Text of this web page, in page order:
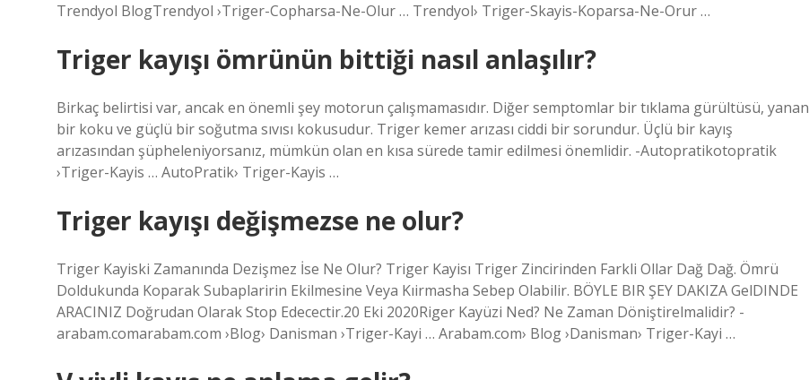
Trendyol BlogTrendyol ›Triger-Copharsa-Ne-Olur … Trendyol› Triger-Skayis-Koparsa-Ne-Orur …
Triger kayışı ömrünün bittiği nasıl anlaşılır?
Birkaç belirtisi var, ancak en önemli şey motorun çalışmamasıdır. Diğer semptomlar bir tıklama gürültüsü, yanan
bir koku ve güçlü bir soğutma sıvısı kokusudur. Triger kemer arızası ciddi bir sorundur. Üçlü bir kayış
arızasından şüpheleniyorsanız, mümkün olan en kısa sürede tamir edilmesi önemlidir. -Autopratikotopratik
›Triger-Kayis … AutoPratik› Triger-Kayis …
Triger kayışı değişmezse ne olur?
Triger Kayiski Zamanında Dezişmez İse Ne Olur? Triger Kayisı Triger Zincirinden Farkli Ollar Dağ Dağ. Ömrü
Doldukunda Koparak Subaplaririn Ekilmesine Veya Kıirmasha Sebep Olabilir. BÖYLE BIR ŞEY DAKIZA GelDINDE
ARACINIZ Doğrudan Olarak Stop Edecectir.20 Eki 2020Riger Kayüzi Ned? Ne Zaman Döniştirelmalidir? -
arabam.comarabam.com ›Blog› Danisman ›Triger-Kayi … Arabam.com› Blog ›Danisman› Triger-Kayi …